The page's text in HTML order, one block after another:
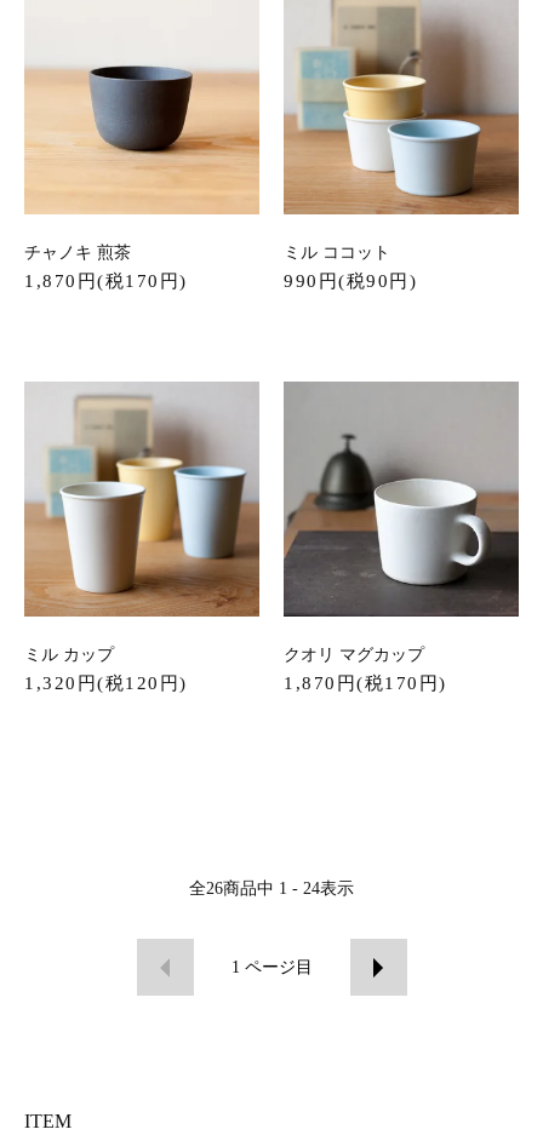
チャノキ 煎茶
1,870円(税170円)
ミル ココット
990円(税90円)
ミル カップ
1,320円(税120円)
クオリ マグカップ
1,870円(税170円)
全26商品中 1 - 24表示
1 ページ目
ITEM